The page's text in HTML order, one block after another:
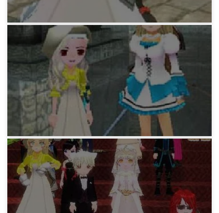
みどりの志向。ペッカ狂のタイトルがわかりま
19年前
マビノギ日記
みどりの覚え書き。最初ノリ悪いのに実際始ま
るとノリノリになる奴っているよね。